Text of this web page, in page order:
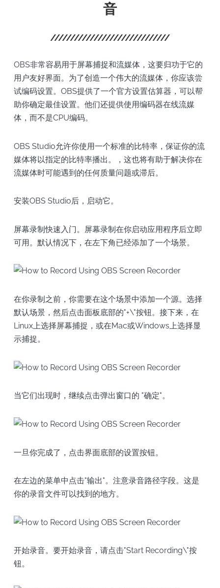
音
OBS非常容易用于屏幕捕捉和流媒体，这要归功于它的
用户友好界面。为了创造一个伟大的流媒体，你应该尝
试编码设置。OBS提供了一个官方设置估算器，可以帮
助你确定最佳设置。他们还提供使用编码器在线流媒
体，而不是CPU编码。
OBS Studio允许你使用一个标准的比特率，保证你的流
媒体将以指定的比特率播出。，这也将有助于解决你在
流媒体时可能遇到的任何质量问题或滞后。
安装OBS Studio后，启动它。
屏幕录制快速入门。屏幕录制在你启动应用程序后立即
可用。默认情况下，在左下角已经添加了一个场景。
在你录制之前，你需要在这个场景中添加一个源。选择
默认场景，然后点击面板底部的"+\"按钮。接下来，在
Linux上选择屏幕捕捉，或在Mac或Windows上选择显
示捕捉。
当它们出现时，继续点击弹出窗口的 "确定"。
一旦你完成了，点击界面底部的设置按钮。
在左边的菜单中点击"输出"。注意录音路径字段。这是
你的录音文件可以找到的地方。
开始录音。要开始录音，请点击"Start Recording\"按
钮。